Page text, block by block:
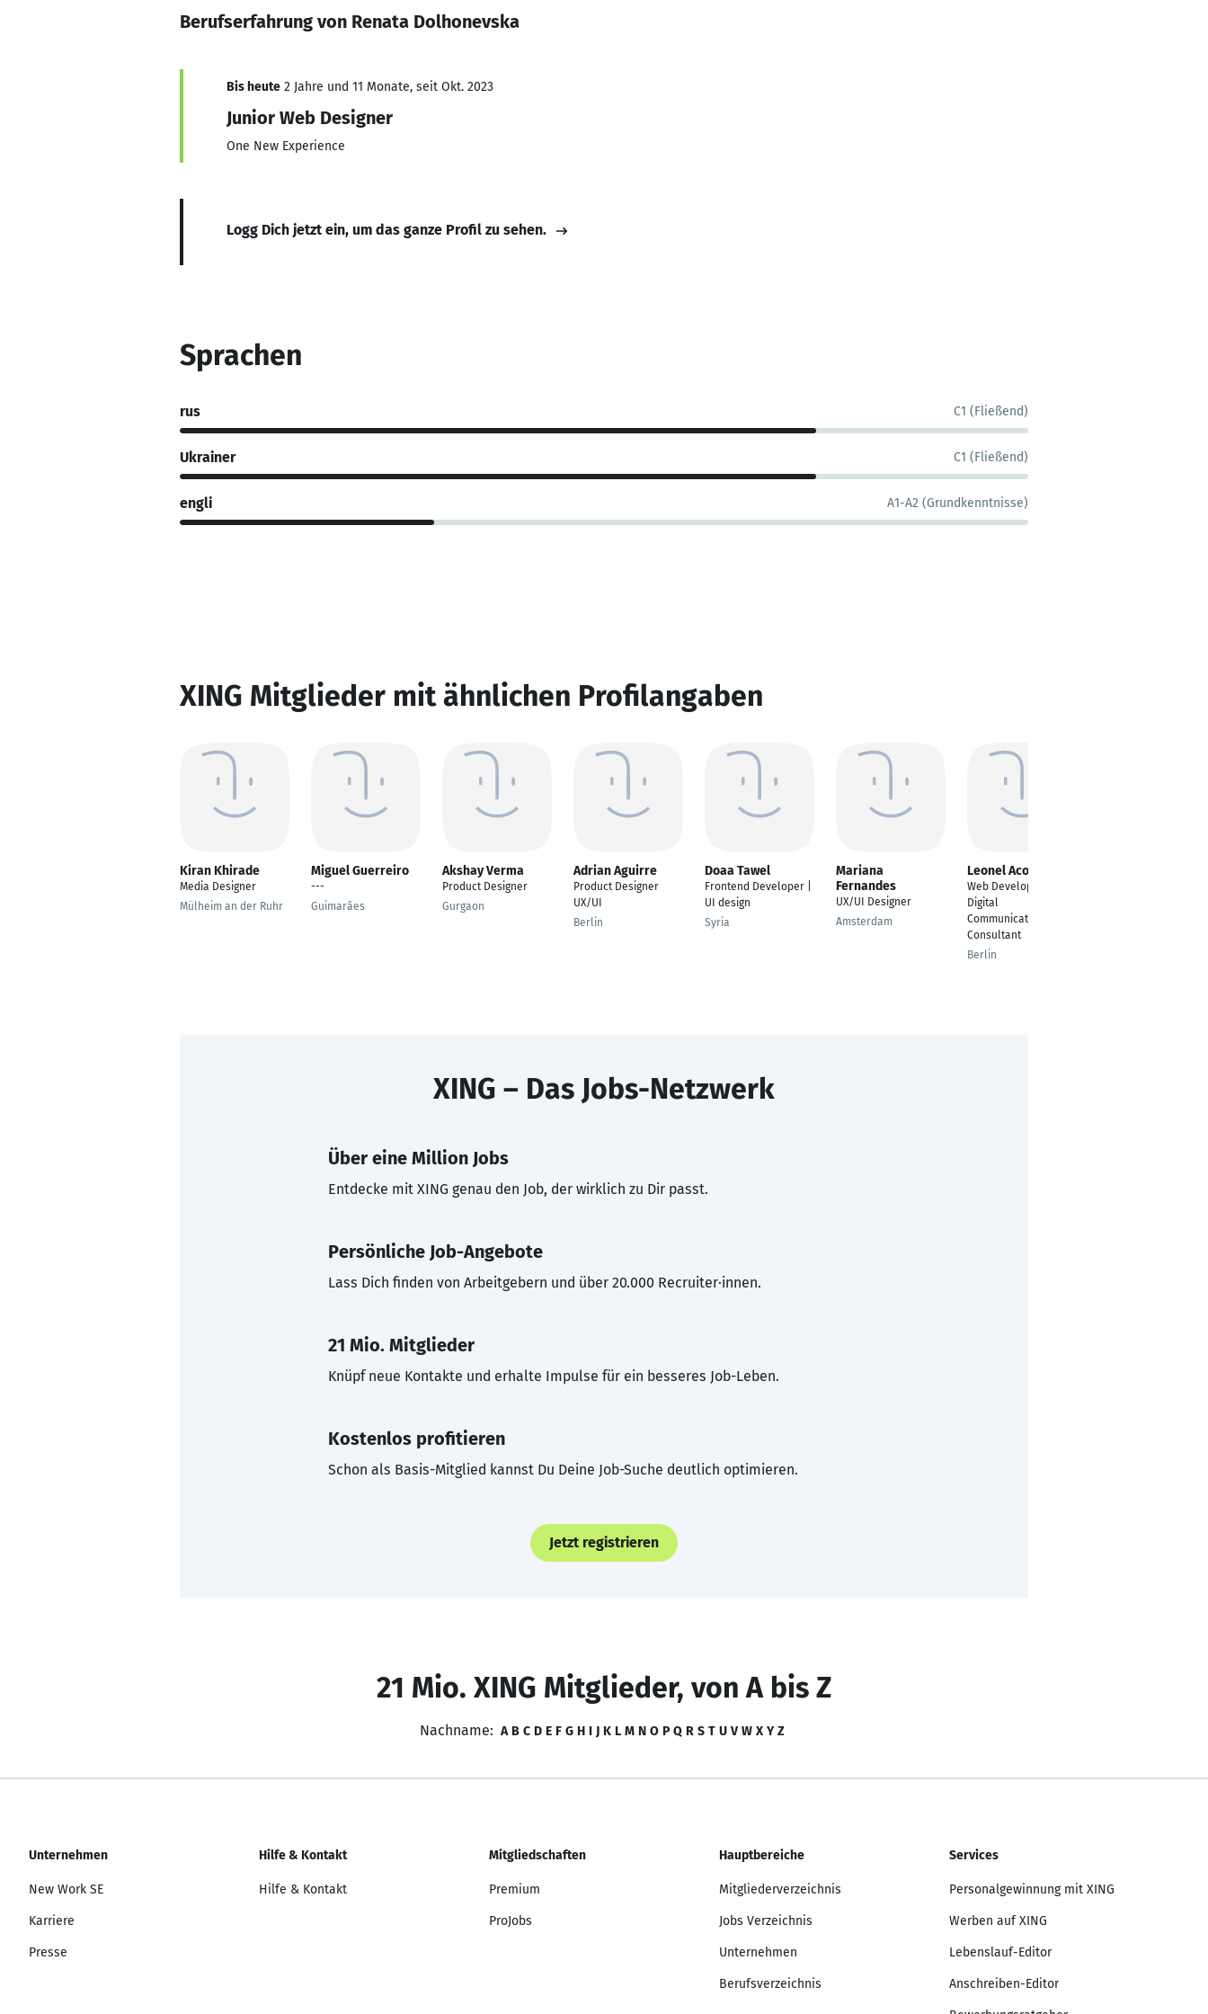
Berufserfahrung von Renata Dolhonevska
Bis heute 2 Jahre und 11 Monate, seit Okt. 2023
Junior Web Designer
One New Experience
Logg Dich jetzt ein, um das ganze Profil zu sehen.
Sprachen
rus C1 (Fließend)
Ukrainer C1 (Fließend)
engli A1-A2 (Grundkenntnisse)
XING Mitglieder mit ähnlichen Profilangaben
Kiran Khirade
Media Designer
Mülheim an der Ruhr
Miguel Guerreiro
---
Guimarães
Akshay Verma
Product Designer
Gurgaon
Adrian Aguirre
Product Designer
UX/UI
Berlin
Doaa Tawel
Frontend Developer |
UI design
Syria
Mariana
Fernandes
UX/UI Designer
Amsterdam
Leonel Acosta
Web Developer -
Digital
Communications
Consultant
Berlin
XING – Das Jobs-Netzwerk
Über eine Million Jobs
Entdecke mit XING genau den Job, der wirklich zu Dir passt.
Persönliche Job-Angebote
Lass Dich finden von Arbeitgebern und über 20.000 Recruiter·innen.
21 Mio. Mitglieder
Knüpf neue Kontakte und erhalte Impulse für ein besseres Job-Leben.
Kostenlos profitieren
Schon als Basis-Mitglied kannst Du Deine Job-Suche deutlich optimieren.
Jetzt registrieren
21 Mio. XING Mitglieder, von A bis Z
Nachname: A B C D E F G H I J K L M N O P Q R S T U V W X Y Z
Unternehmen
New Work SE
Karriere
Presse
Hilfe & Kontakt
Hilfe & Kontakt
Mitgliedschaften
Premium
ProJobs
Hauptbereiche
Mitgliederverzeichnis
Jobs Verzeichnis
Unternehmen
Berufsverzeichnis
Services
Personalgewinnung mit XING
Werben auf XING
Lebenslauf-Editor
Anschreiben-Editor